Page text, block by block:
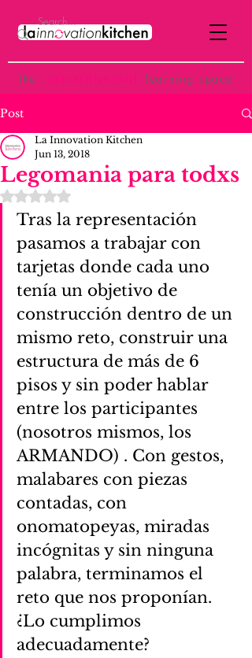
the ost-institutional learning space
Post
Legomania para todxs
La Innovation Kitchen
Jun 13, 2018
Rated NaN out of 5 stars.
Tras la representación
pasamos a trabajar con
tarjetas donde cada uno
tenía un objetivo de
construcción dentro de un
mismo reto, construir una
estructura de más de 6
pisos y sin poder hablar
entre los participantes
(nosotros mismos, los
ARMANDO) . Con gestos,
malabares con piezas
contadas, con
onomatopeyas, miradas
incógnitas y sin ninguna
palabra, terminamos el
reto que nos proponían.
¿Lo cumplimos
adecuadamente?